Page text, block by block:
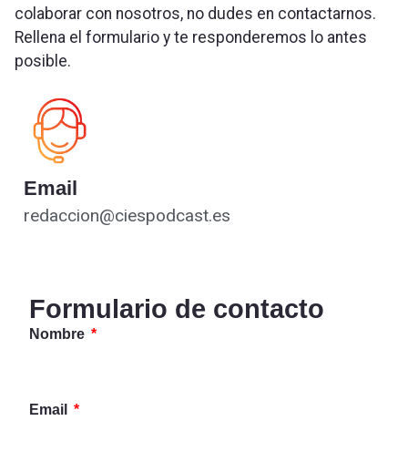
colaborar con nosotros, no dudes en contactarnos.
Rellena el formulario y te responderemos lo antes
posible.
Email
redaccion@ciespodcast.es
Formulario de contacto
Nombre
Email